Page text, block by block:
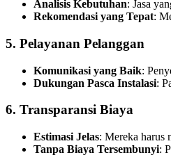
Analisis Kebutuhan: Jasa
Rekomendasi yang Tepat:
5. Pelayanan Pelanggan
Komunikasi yang Baik:
Dukungan Pasca Instalasi:
6. Transparansi Biaya
Estimasi Jelas: Mereka harus
Tanpa Biaya Tersembunyi: